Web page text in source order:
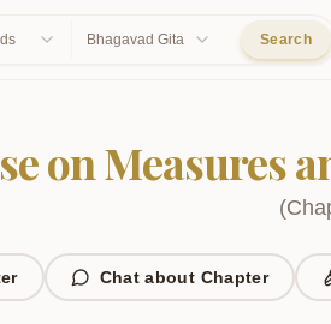
Bhagavad Gita Search
on Measures
(
Chat about Chapter